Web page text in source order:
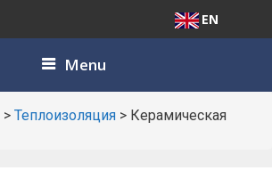
EN
Menu
> Теплоизоляция > Керамическая